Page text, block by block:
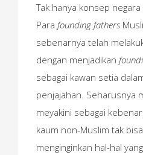
Tak hanya konsep
Para founding fathers
sebenarnya telah
dengan menjadikan
sebagai kawan setia
penjajahan. Seharusnya
meyakini sebagai
kaum non-Muslim tak
menginginkan hal-hal